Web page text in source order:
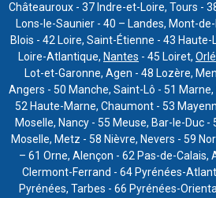
Châteauroux - 37 Indre-et-Loire, Tours -
Lons-le-Saunier - 40 – Landes, Mont-
Blois - 42 Loire, Saint-Étienne - 43
Loire-Atlantique, Nantes - 45 Loiret,
Lot-et-Garonne, Agen - 48 Lozère,
Angers - 50 Manche, Saint-Lô - 51
52 Haute-Marne, Chaumont - 53
Moselle, Nancy - 55 Meuse, Bar-le-Duc
Moselle, Metz - 58 Nièvre, Nevers - 59
– 61 Orne, Alençon - 62 Pas-de-Calais,
Clermont-Ferrand - 64 Pyrénées-
Pyrénées, Tarbes - 66 Pyrénées-